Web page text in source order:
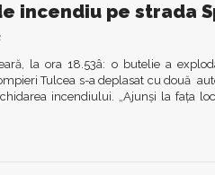
incendiu pe strada
la ora 18.53â: o butelie a
Tulcea s-a deplasat cu două
incendiului. „Ajunşi la faţa